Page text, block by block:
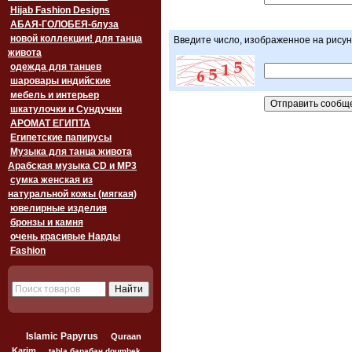
Hijab Fashion Designs
АБАЯ-ГОЛОБЕЯ-блуза
новой коллекции! для танца
живота
одежда для танцев
шаровары индийские
мебель и интерьер
шкатулочки и Сундучки
АРОМАТ ЕГИПТА
Египетские папирусы
Музыка для танца живота
Арабская музыка CD и MP3
сумка женская из
натуральной кожы (мягкая)
ювелирные изделия
бронзы и камня
очень красивые Нарды
Fashion
Islamic Papyrus
Quraan
Введите число, изображенное на